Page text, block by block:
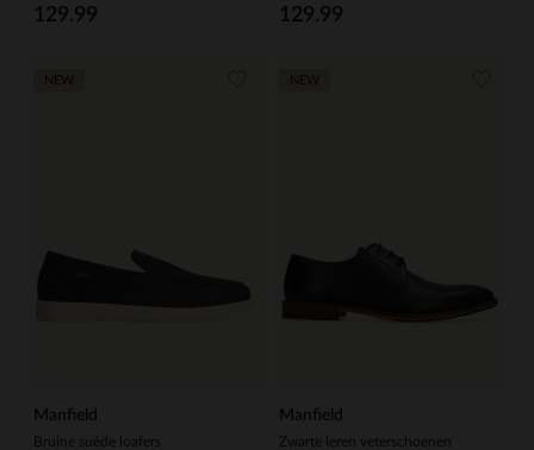
129.99 129.99
Manfield
Bruine suède loafers
Manfield
Zwarte leren veterschoenen